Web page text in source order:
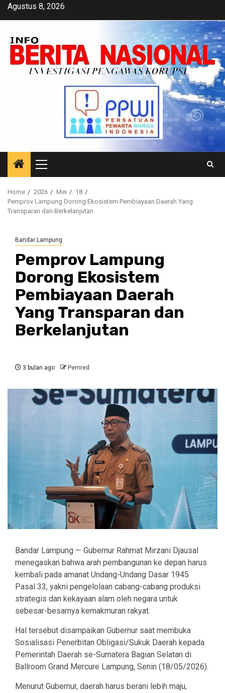
SkipAgustus 8, 2026
Primary
Menu
Home 2026 Mei
18
Pemprov Lampung Dorong Ekosistem Pembiayaan Daerah Yang
Transparan dan Berkelanjutan
Bandar Lampung
Pemprov Lampung
Dorong Ekosistem
Pembiayaan Daerah
Yang Transparan dan
Berkelanjutan
3 bulan ago Pemred
Bandar Lampung — Gubernur Rahmat Mirzani Djausal
menegaskan bahwa arah pembangunan ke depan harus
kembali pada amanat Undang-Undang Dasar 1945
Pasal 33, yakni pengelolaan cabang-cabang produksi
strategis dan kekayaan alam oleh negara untuk
sebesar-besarnya kemakmuran rakyat.
Hal tersebut disampaikan Gubernur saat membuka
Sosialisasi Penerbitan Obligasi/Sukuk Daerah kepada
Pemerintah Daerah se-Sumatera Bagian Selatan di
Ballroom Grand Mercure Lampung, Senin (18/05/2026).
Menurut Gubernur, daerah harus berani lebih maju,